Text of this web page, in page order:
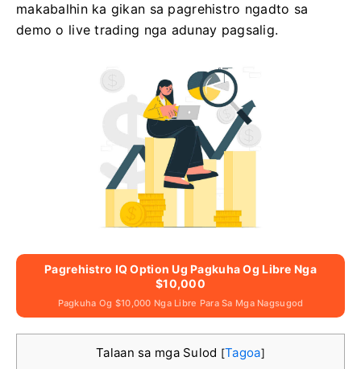
makabalhin ka gikan sa pagrehistro ngadto sa
demo o live trading nga adunay pagsalig.
Pagrehistro IQ Option Ug Pagkuha Og Libre Nga
$10,000
Pagkuha Og $10,000 Nga Libre Para Sa Mga Nagsugod
Talaan sa mga Sulod [Tagoa]